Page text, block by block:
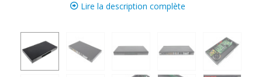
Lire la description complète